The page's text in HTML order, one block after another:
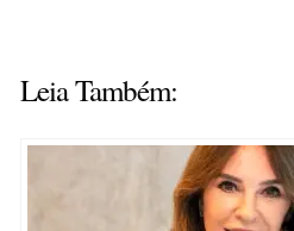
Leia Também: